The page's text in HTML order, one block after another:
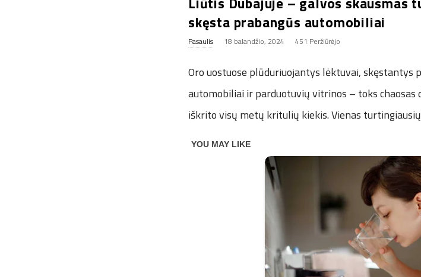
skęsta prabangūs automobiliai
Pasaulis 18 balandžio, 2024 451 Peržiūrėjo
Oro uostuose plūduriuojantys lėktuvai, skęstantys
automobiliai ir parduotuvių vitrinos – toks
iškrito visų metų kritulių kiekis. Vienas